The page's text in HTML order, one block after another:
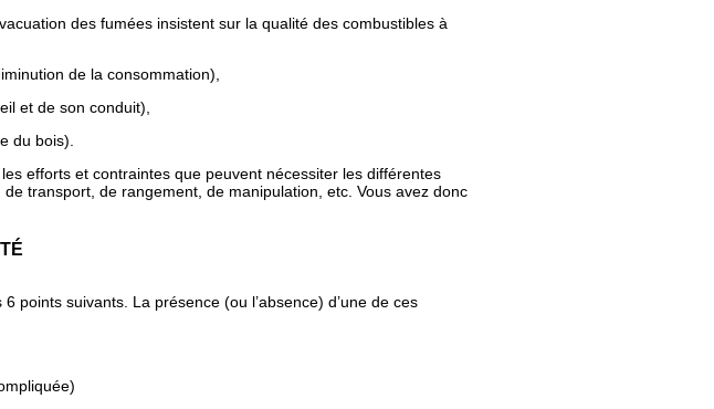
des fumées insistent sur la qualité des combustibles à
de la consommation),
et de son conduit),
du bois).
efforts et contraintes que peuvent nécessiter les différentes
transport, de rangement, de manipulation, etc. Vous avez donc
points suivants. La présence (ou l’absence) d’une de ces